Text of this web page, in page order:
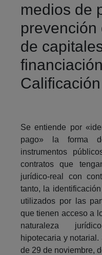
medios de
prevención
de
Se entiende por
pago» la forma
instrumentos
contratos que
jurídico-real con
tanto, la
utilizados por las
que tienen acceso a
naturaleza
hipotecaria y
de 29 de noviembre,